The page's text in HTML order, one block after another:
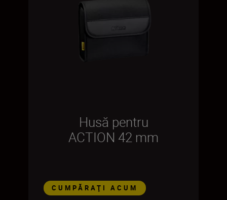
Husă pentru
ACTION 42 mm
CUMPĂRAŢI ACUM